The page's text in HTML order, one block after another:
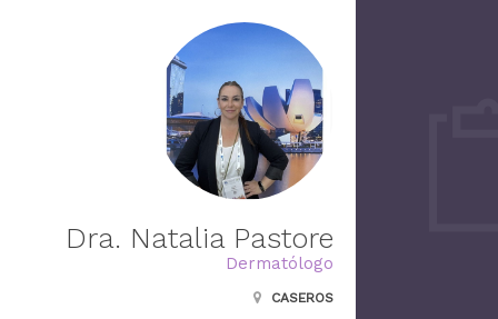
Dra. Natalia Pastore
Dermatólogo
CASEROS